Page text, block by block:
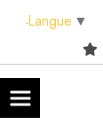
Langue ▼